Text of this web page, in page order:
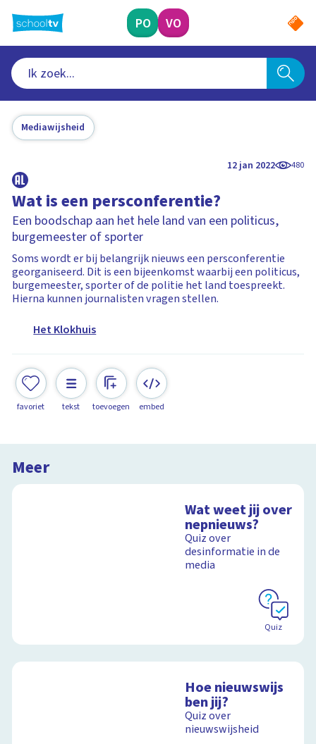
naar
hoofdinhoud
PO VO
Mediawijsheid
12 jan 2022 480
Wat is een persconferentie?
Een boodschap aan het hele land van een politicus,
burgemeester of sporter
Soms wordt er bij belangrijk nieuws een persconferentie
georganiseerd. Dit is een bijeenkomst waarbij een politicus,
burgemeester, sporter of de politie het land toespreekt.
Hierna kunnen journalisten vragen stellen.
Het Klokhuis
favoriet tekst toevoegen embed
Meer
Wat weet jij over
nepnieuws?
Quiz over
desinformatie in de
media
Quiz
Hoe nieuwswijs
ben jij?
Quiz over
nieuwswijsheid